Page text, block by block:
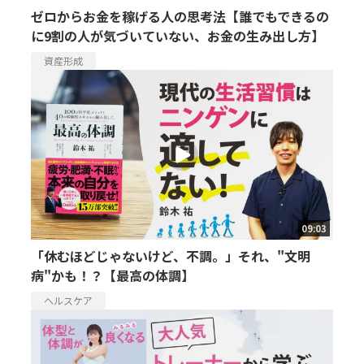
ゼロからお金を稼げる人の思考法【誰でもできるの
に9割の人が気づいていない、お金の生み出し方】
資産形成
09:03
「休むほどじゃないけど、不調。」それ、"文明
病"かも！？【最高の体調】
ヘルスケア